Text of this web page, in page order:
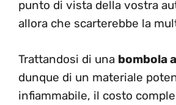
punto di vista della vostra
allora che scarterebbe la
Trattandosi di una bombola
dunque di un materiale
infiammabile, il costo